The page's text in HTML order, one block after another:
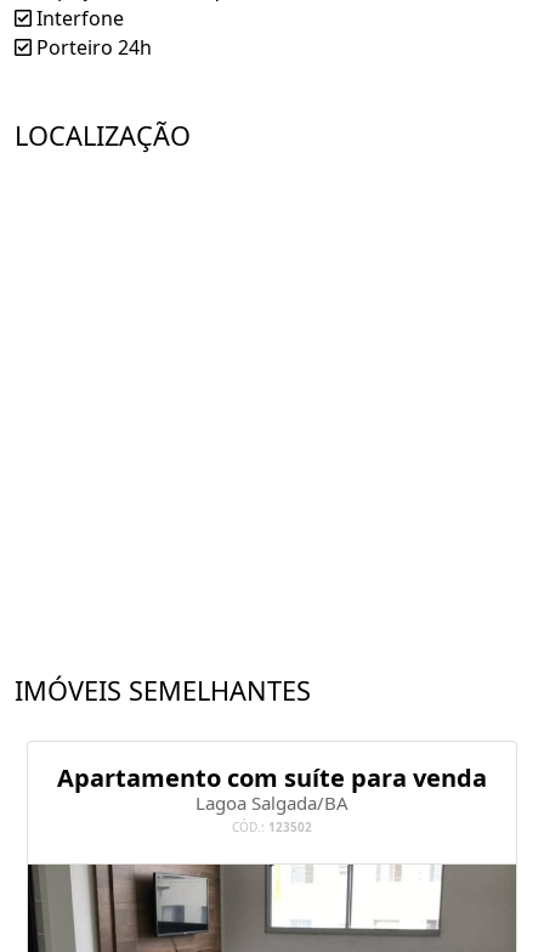
Interfone
Porteiro 24h
LOCALIZAÇÃO
IMÓVEIS SEMELHANTES
Apartamento com suíte para venda
Lagoa Salgada/BA
CÓD.: 123502